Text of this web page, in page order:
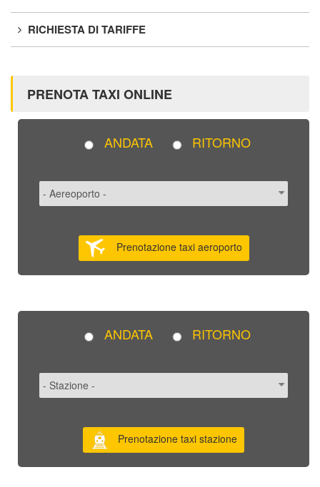
RICHIESTA DI TARIFFE
PRENOTA TAXI ONLINE
ANDATA RITORNO
Prenotazione taxi aeroporto
ANDATA RITORNO
Prenotazione taxi stazione